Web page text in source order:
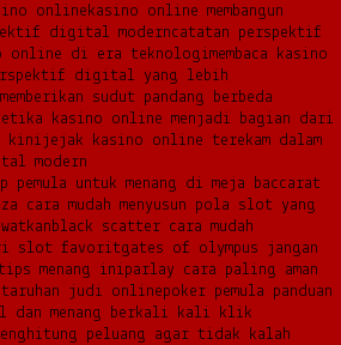
online kasino online membangun
digital moderncatatan perspektif
online di era teknologimembaca kasino
digital yang lebih
sudut pandang berbeda
kasino online menjadi bagian dari
kinijejak kasino online terekam dalam
modern
pemula untuk menang di meja baccarat
cara mudah menyusun pola slot yang
black scatter cara mudah
slot favoritgates of olympus jangan
tips menang iniparlay cara paling aman
taruhan judi onlinepoker pemula panduan
dan menang berkali kali klik
peluang agar tidak kalah